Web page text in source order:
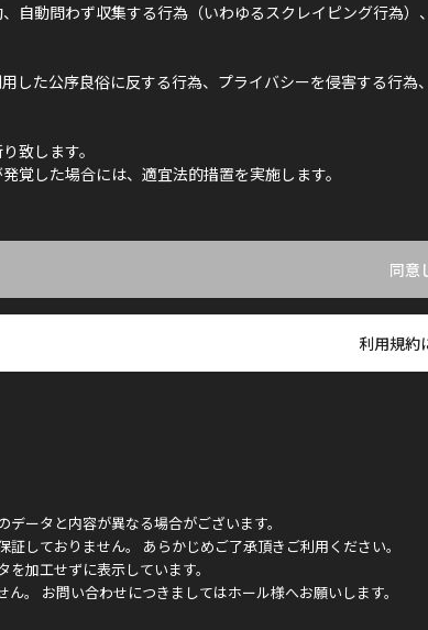
自動問わず収集する行為（いわゆるスクレイピング行為
した公序良俗に反する行為、プライバシーを侵害する行
致します。
覚した場合には、適宜法的措置を実施します。
同意
利用規約
ータと内容が異なる場合がございます。
しておりません。 あらかじめご了承頂きご利用ください。
加工せずに表示しています。
。 お問い合わせにつきましてはホール様へお願いします。